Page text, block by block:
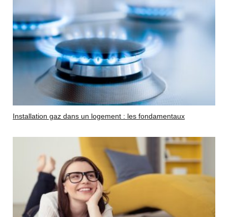
Installation gaz dans un logement : les fondamentaux